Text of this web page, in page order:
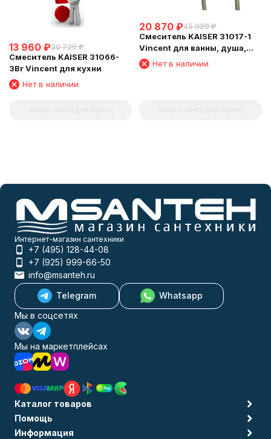
13 960 ₽30 720 ₽
Смеситель KAISER 31066-
3Br Vincent для кухни
Нет в наличии
20 870 ₽45 920 ₽
Смеситель KAISER 31017-1
Vincent для ванны, душа,
биде, Бронза
Нет в наличии
Интернет-магазин сантехники
+7 (495) 128-44-08
+7 (925) 999-66-50
info@msanteh.ru
Telegram
Whatsapp
Мы в соцсетях
Мы на маркетплейсах
Каталог товаров
Помощь
Информация